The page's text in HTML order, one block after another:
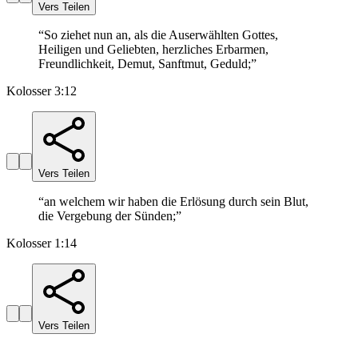
Vers Teilen
“So ziehet nun an, als die Auserwählten Gottes,
Heiligen und Geliebten, herzliches Erbarmen,
Freundlichkeit, Demut, Sanftmut, Geduld;”
Kolosser 3:12
Vers Teilen
“an welchem wir haben die Erlösung durch sein Blut,
die Vergebung der Sünden;”
Kolosser 1:14
Vers Teilen